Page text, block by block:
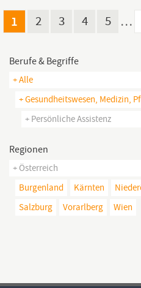
unterstützen. Als
Persönliche:r
1 2 3 4 5 …
Berufe & Begriffe
+ Alle
+ Gesundheitswesen, Medizin,
+ Persönliche Assistenz
Regionen
+ Österreich
Burgenland
Kärnten
Salzburg
Vorarlberg Wien